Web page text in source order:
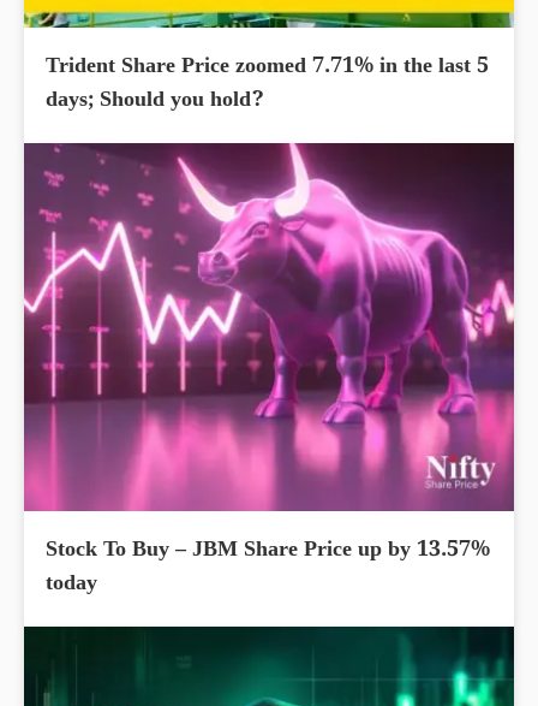
Trident Share Price zoomed 7.71% in the last 5
days; Should you hold?
Stock To Buy – JBM Share Price up by 13.57%
today